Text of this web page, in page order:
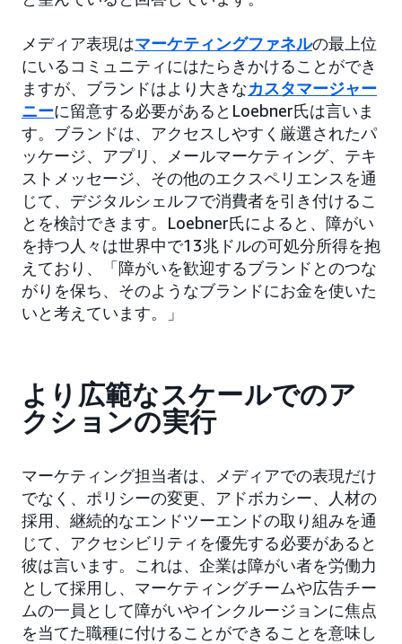
メディア表現はマーケティングファネルの最上位
にいるコミュニティにはたらきかけることができ
ますが、ブランドはより大きなカスタマージャー
ニーに留意する必要があるとLoebner氏は言いま
す。ブランドは、アクセスしやすく厳選されたパ
ッケージ、アプリ、メールマーケティング、テキ
ストメッセージ、その他のエクスペリエンスを通
じて、デジタルシェルフで消費者を引き付けるこ
とを検討できます。Loebner氏によると、障がい
を持つ人々は世界中で13兆ドルの可処分所得を抱
えており、「障がいを歓迎するブランドとのつな
がりを保ち、そのようなブランドにお金を使いた
いと考えています。」
より広範なスケールでのア
クションの実行
マーケティング担当者は、メディアでの表現だけ
でなく、ポリシーの変更、アドボカシー、人材の
採用、継続的なエンドツーエンドの取り組みを通
じて、アクセシビリティを優先する必要があると
彼は言います。これは、企業は障がい者を労働力
として採用し、マーケティングチームや広告チー
ムの一員として障がいやインクルージョンに焦点
を当てた職種に付けることができることを意味し